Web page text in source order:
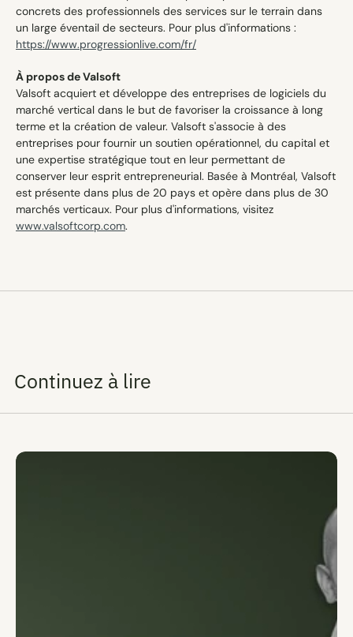
concrets des professionnels des services sur le terrain dans
https://www.progressionlive.com/fr/
À propos de Valsoft
Valsoft acquiert et développe des entreprises de logiciels du
marché vertical dans le but de favoriser la croissance à long
terme et la création de valeur. Valsoft s'associe à des
entreprises pour fournir un soutien opérationnel, du capital et
une expertise stratégique tout en leur permettant de
conserver leur esprit entrepreneurial. Basée à Montréal, Valsoft
est présente dans plus de 20 pays et opère dans plus de 30
www.valsoftcorp.com.
Continuez à lire